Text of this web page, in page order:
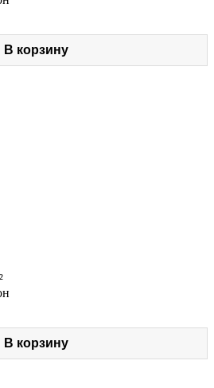
В корзину
В корзину